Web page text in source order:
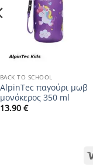
BACK TO SCHOOL
AlpinTec παγούρι μωβ
μονόκερος 350 ml
13.90 €